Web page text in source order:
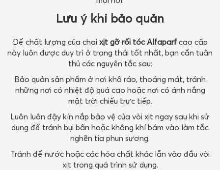
Lưu ý khi bảo quản
Để chất lượng của chai xịt gỡ rối tóc Alfaparf cao cấp
này luôn được duy trì ở trạng thái tốt nhất, bạn cần tuân
thủ các nguyên tắc sau:
Bảo quản sản phẩm ở nơi khô ráo, thoáng mát, tránh
những nơi có nhiệt độ quá cao hoặc nơi có ánh nắng
mặt trời chiếu trực tiếp.
Luôn luôn đậy kín nắp bảo vệ của vòi xịt ngay sau khi sử
dụng để tránh bụi bẩn hoặc không khí bám vào làm tắc
nghẽn tia phun sương.
Tránh để nước hoặc các hóa chất khác lẫn vào đầu vòi
xịt trong quá trình sử dụng.